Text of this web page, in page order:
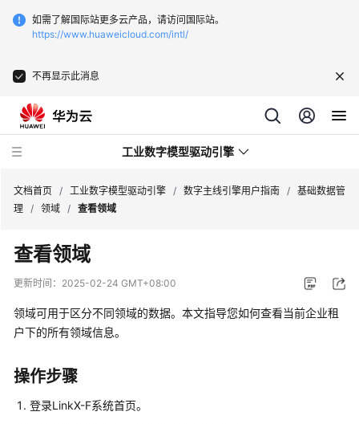
如需了解国际站更多云产品，请访问国际站。
https://www.huaweicloud.com/intl/
不再显示此消息
工业数字模型驱动引擎
最
新
动
产
介
绍
文档首页 / 工业数字模型驱动引擎 / 数字主线引擎用户指南 / 基础数据管
理 / 领域 / 查看领域
查看领域
更新时间： 2025-02-24 GMT+08:00
领域可用于区分不同领域的数据。本文指导您如何查看当前企业租
户下的所有领域信息。
操作步骤
登录LinkX-F系统首页。